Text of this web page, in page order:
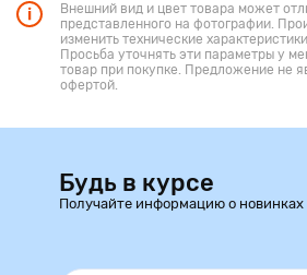
Внешний вид и цвет товара может
представленного на фотографии.
изменить технические
Просьба уточнять эти параметры у
товар при покупке. Предложение не
офертой.
Будь в курсе
Получайте информацию о